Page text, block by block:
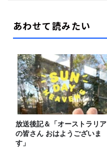
あわせて読みたい
放送後記＆「オーストラリア
の皆さん おはようございま
す」